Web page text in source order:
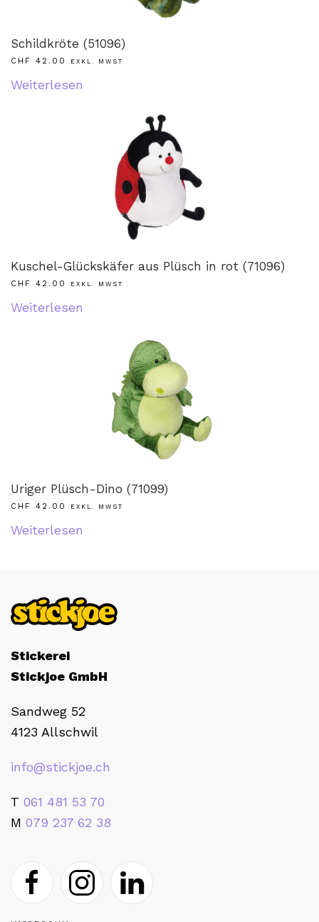
Schildkröte (51096)
CHF 42.00 EXKL. MWST
Weiterlesen
Kuschel-Glückskäfer aus Plüsch in rot (71096)
CHF 42.00 EXKL. MWST
Weiterlesen
Uriger Plüsch-Dino (71099)
CHF 42.00 EXKL. MWST
Weiterlesen
Stickerei
Stickjoe GmbH
Sandweg 52
4123 Allschwil
info@stickjoe.ch
T 061 481 53 70
M 079 237 62 38